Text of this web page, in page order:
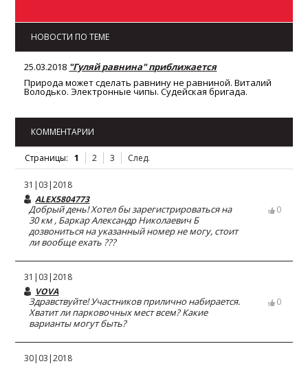
НОВОСТИ ПО ТЕМЕ
25.03.2018 "Гуляй равнина" приближается
Природа может сделать равнину не равниной. Виталий
Володько. Электронные чипы. Судейская бригада.
КОММЕНТАРИИ
Страницы: 1 2 3 След.
31|03|2018
ALEX5804773
Добрый день! Хотел бы зарегистрироваться на
30 км , Баркар Александр Николаевич Б
дозвониться на указанный номер не могу, стоит
ли вообще ехать ???
0
31|03|2018
VOVA
Здравствуйте! Участников прилично набирается.
Хватит ли парковочных мест всем? Какие
варианты могут быть?
0
30|03|2018